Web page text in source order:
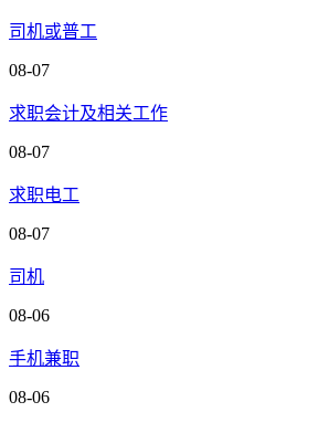
司机或普工
08-07
求职会计及相关工作
08-07
求职电工
08-07
司机
08-06
手机兼职
08-06